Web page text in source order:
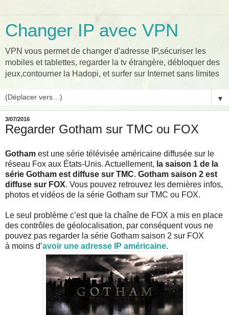
Changer IP avec VPN
VPN vous permet de changer d'adresse IP,sécuriser les
mobiles et tablettes, regarder la tv étrangère, débloquer des
jeux,contourner la Hadopi, et surfer sur Internet sans limites
▼
3/07/2016
Regarder Gotham sur TMC ou FOX
Gotham est une série télévisée américaine diffusée sur le
réseau Fox aux États-Unis. Actuellement, la saison 1 de la
série Gotham est diffuse sur TMC. Gotham saison 2 est
diffuse sur FOX. Vous pouvez retrouvez les dernières infos,
photos et vidéos de la série Gotham sur TMC ou FOX.
Le seul problème c’est que la chaîne de FOX a mis en place
des contrôles de géolocalisation, par conséquent vous ne
pouvez pas regarder la série Gotham saison 2 sur FOX
à moins d’avoir une adresse IP américaine.